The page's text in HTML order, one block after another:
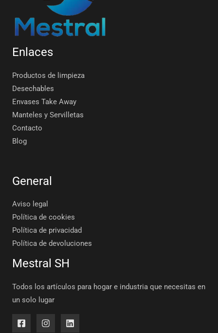
Enlaces
Productos de limpieza
Desechables
Envases Take Away
Manteles y Servilletas
Contacto
Blog
General
Aviso legal
Política de cookies
Política de privacidad
Política de devoluciones
Mestral SH
Todos los artículos para hogar e industria que necesitas en
un solo lugar